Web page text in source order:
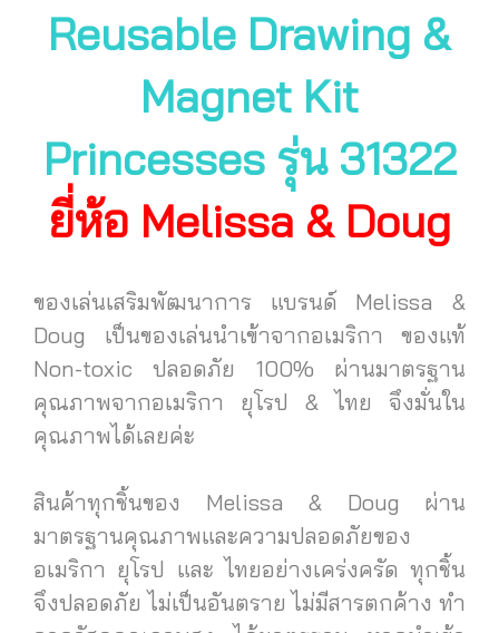
Reusable Drawing &
Magnet Kit
Princesses รุ่น 31322
ยี่ห้อ Melissa & Doug
ของเล่นเสริมพัฒนาการ แบรนด์ Melissa &
Doug เป็นของเล่นนำเข้าจากอเมริกา ของแท้
Non-toxic ปลอดภัย 100% ผ่านมาตรฐาน
คุณภาพจากอเมริกา ยุโรป & ไทย จึงมั่นใน
คุณภาพได้เลยค่ะ
สินค้าทุกชิ้นของ Melissa & Doug ผ่าน
มาตรฐานคุณภาพและความปลอดภัยของ
อเมริกา ยุโรป และ ไทยอย่างเคร่งครัด ทุกชิ้น
จึงปลอดภัย ไม่เป็นอันตราย ไม่มีสารตกค้าง ทำ